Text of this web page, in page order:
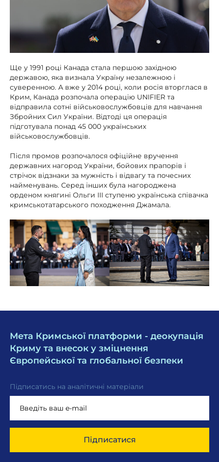
Ще у 1991 році Канада стала першою західною
державою, яка визнала Україну незалежною і
суверенною. А вже у 2014 році, коли росія вторглася в
Крим, Канада розпочала операцію UNIFIER та
відправила сотні військовослужбовців для навчання
Збройних Сил України. Відтоді ця операція
підготувала понад 45 000 українських
військовослужбовців.
Після промов розпочалося офіційне вручення
державних нагород України, бойових прапорів і
стрічок відзнаки за мужність і відвагу та почесних
найменувань. Серед інших була нагороджена
орденом княгині Ольги ІІІ ступеню українська співачка
кримськотатарського походження Джамала.
Мета Кримської платформи - деокупація
Криму та внесок у зміцнення
Європейської та глобальної безпеки
Підписатись на аналітичні матеріали
Підписатися